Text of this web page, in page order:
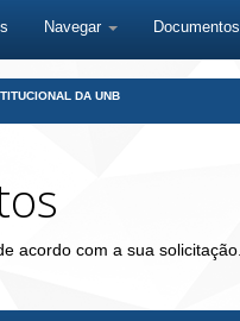
Navegar Documentos
DA UNB
acordo com a sua solicitação.